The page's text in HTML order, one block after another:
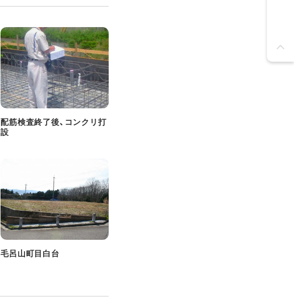
配筋検査終了後、コンクリ打
設
毛呂山町目白台